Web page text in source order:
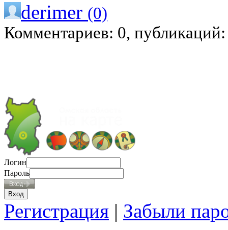
derimer (0)
Комментариев: 0,
Логин
Пароль
Регистрация | Забыли